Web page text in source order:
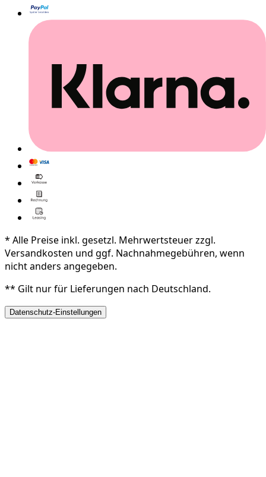
* Alle Preise inkl. gesetzl. Mehrwertsteuer zzgl.
Versandkosten und ggf. Nachnahmegebühren, wenn
nicht anders angegeben.
** Gilt nur für Lieferungen nach Deutschland.
Datenschutz-Einstellungen